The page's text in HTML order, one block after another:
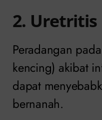
2. Uretritis
Peradangan
kencing) akibat
dapat
bernanah.